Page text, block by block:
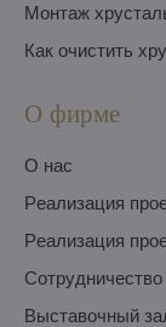
Монтаж
Как очистить
О фирме
O нас
Pеализация
Pеализация
Сотрудничество
Выставочный